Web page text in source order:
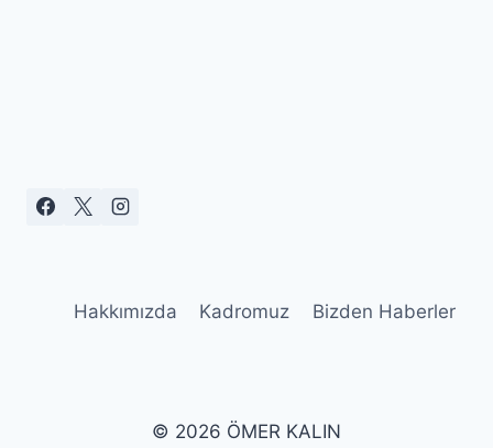
Hakkımızda Kadromuz Bizden Haberler
© 2026 ÖMER KALIN